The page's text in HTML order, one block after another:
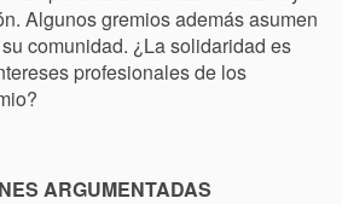
Algunos gremios además asumen
comunidad. ¿La solidaridad es
profesionales de los
ARGUMENTADAS